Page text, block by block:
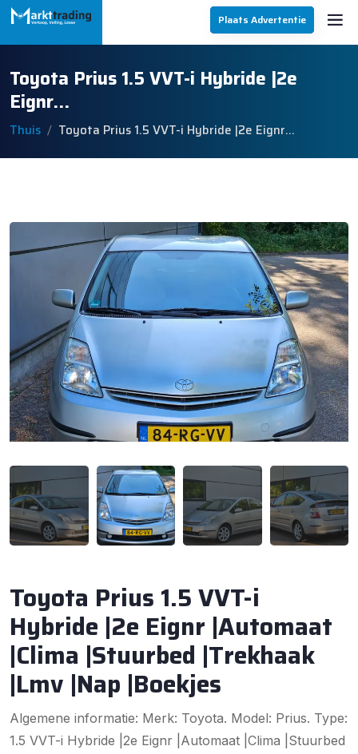
Plaats Advertentie
Toyota Prius 1.5 VVT-i Hybride |2e
Eignr…
Thuis Toyota Prius 1.5 VVT-i Hybride |2e Eignr…
Toyota Prius 1.5 VVT-i
Hybride |2e Eignr |Automaat
|Clima |Stuurbed |Trekhaak
|Lmv |Nap |Boekjes
Algemene informatie: Merk: Toyota. Model: Prius. Type:
1.5 VVT-i Hybride |2e Eignr |Automaat |Clima |Stuurbed